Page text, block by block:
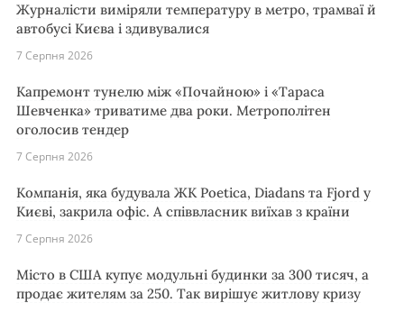
Журналісти виміряли температуру в метро, трамваї й
автобусі Києва і здивувалися
7 Серпня 2026
Капремонт тунелю між «Почайною» і «Тараса
Шевченка» триватиме два роки. Метрополітен
оголосив тендер
7 Серпня 2026
Компанія, яка будувала ЖК Poetica, Diadans та Fjord у
Києві, закрила офіс. А співвласник виїхав з країни
7 Серпня 2026
Місто в США купує модульні будинки за 300 тисяч, а
продає жителям за 250. Так вирішує житлову кризу